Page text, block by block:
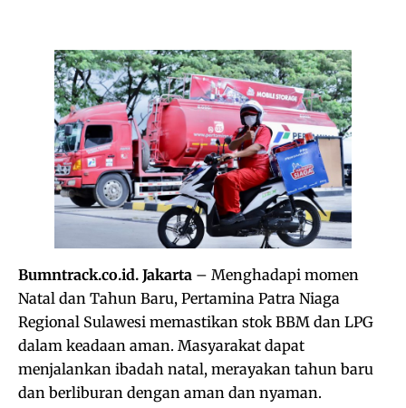
Bumntrack.co.id. Jakarta – Menghadapi momen
Natal dan Tahun Baru, Pertamina Patra Niaga
Regional Sulawesi memastikan stok BBM dan LPG
dalam keadaan aman. Masyarakat dapat
menjalankan ibadah natal, merayakan tahun baru
dan berliburan dengan aman dan nyaman.